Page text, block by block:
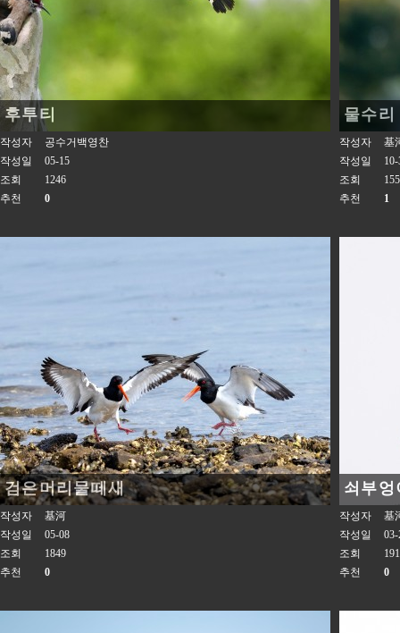
후투티
작성자
공수거백영찬
작성일
05-15
조회
1246
추천
0
물수리
작성자
基
작성일
조회
추천
1
검은머리물떼새
작성자
基河
작성일
05-08
조회
1849
추천
0
쇠부엉
작성자
基
작성일
03-
조회
추천
0